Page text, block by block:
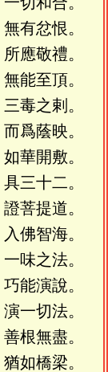
有忿恨。
應敬禮。
能至頂。
毒之剌。
爲蔭映。
華開敷。
三十二。
菩提道。
佛智海。
味之法。
能演說。
一切法。
根無盡。
如橋梁。